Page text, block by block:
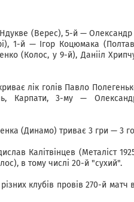
(Верес), 5-й —
1-й — Ігор Коцюмака
(Колос, у 9-й), Данііл
лік голів Павло
Карпати, 3-му —
(Динамо) триває 3 гри — 3
Калітвінцев (Металіст
в тому числі 20-й "сухий".
клубів провів 270-й матч в